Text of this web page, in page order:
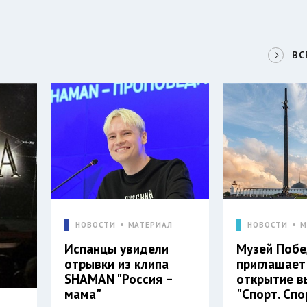
НОВОСТИ МАТЕРИАЛ
Испанцы увидели
отрывки из клипа
SHAMAN "Россия –
мама"
НОВОСТИ
Музей
открытие
"Спорт.